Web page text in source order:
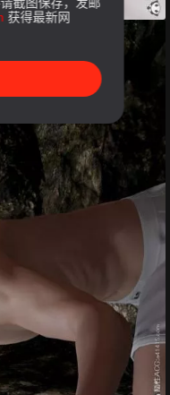
获得最新网